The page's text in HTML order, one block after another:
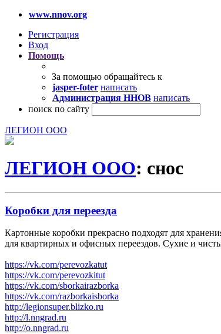
www.nnov.org
Регистрация
Вход
Помощь
За помощью обращайтесь к
jasper-foter написать
Администрация ННОВ написать
поиск по сайту
ЛЕГИОН ООО
ЛЕГИОН ООО: снос
Коробки для переезда
Картонные коробки прекрасно подходят для
для квартирных и офисных переездов. Сухие и
https://vk.com/perevozkatut
https://vk.com/perevozkitut
https://vk.com/sborkairazborka
https://vk.com/razborkaisborka
http://legionsuper.blizko.ru
http://l.nngrad.ru
http://o.nngrad.ru